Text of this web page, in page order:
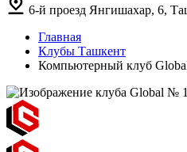
6-й проезд Янгишахар, 6,
Главная
Клубы Ташкент
Компьютерный клуб